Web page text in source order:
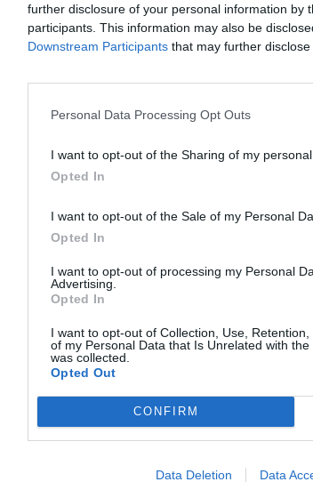
further disclosure of your personal information by
participants. This information may also be
Downstream Participants that may further
Personal Data Processing Opt Outs
I want to opt-out of the Sharing of my personal
Opted In
I want to opt-out of the Sale of my Personal
Opted In
I want to opt-out of processing my Personal
Advertising.
Opted In
I want to opt-out of Collection, Use,
of my Personal Data that Is Unrelated with
was collected.
Opted Out
CONFIRM
Data Deletion Data
Bonus Malus Presenze a